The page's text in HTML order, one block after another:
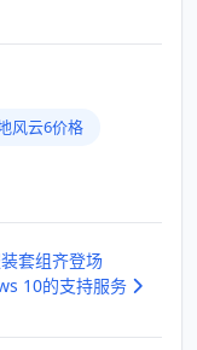
风云6价格
套组齐登场
10的支持服务